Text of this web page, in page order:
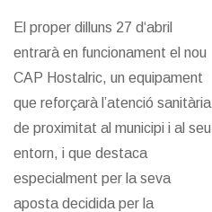
El proper dilluns 27 d‘abril
entrarà en funcionament el nou
CAP Hostalric, un equipament
que reforçarà l’atenció sanitària
de proximitat al municipi i al seu
entorn, i que destaca
especialment per la seva
aposta decidida per la